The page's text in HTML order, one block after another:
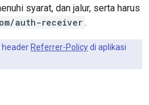
syarat, dan jalur, serta harus
auth-receiver .
header Referrer-Policydi aplikasi